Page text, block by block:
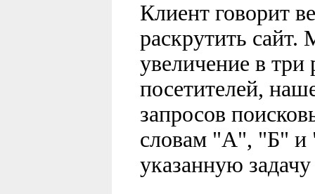
Клиент говорит
раскрутить сайт.
увеличение в три
посетителей,
запросов
словам "А", "Б"
указанную